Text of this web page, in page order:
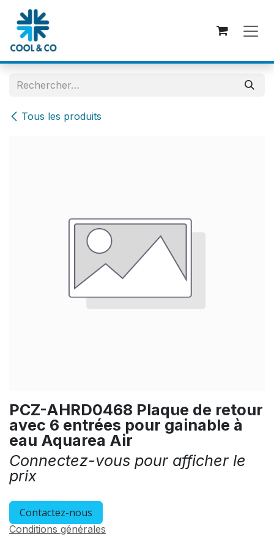
Se rendre au contenu
Tous les produits
PCZ-AHRD0468 Plaque de retour
avec 6 entrées pour gainable à
eau Aquarea Air
Connectez-vous pour afficher le
prix
Contactez-nous
Conditions générales